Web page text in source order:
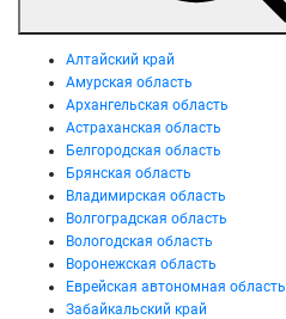
Алтайский край
Амурская область
Архангельская область
Астраханская область
Белгородская область
Брянская область
Владимирская область
Волгоградская область
Вологодская область
Воронежская область
Еврейская автономная область
Забайкальский край